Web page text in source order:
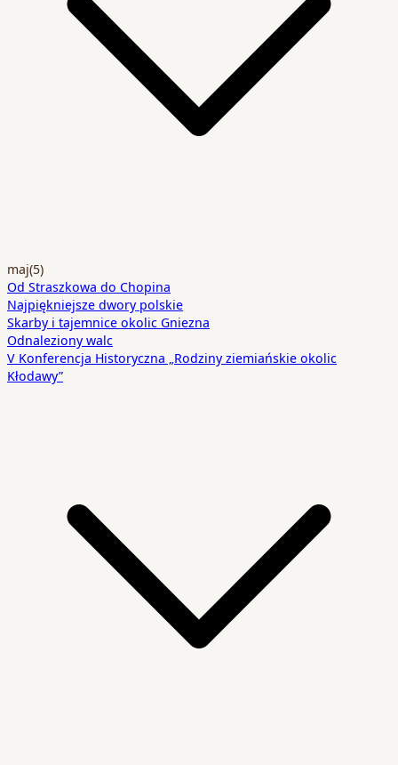
maj(5)
Od Straszkowa do Chopina
Najpiękniejsze dwory polskie
Skarby i tajemnice okolic Gniezna
Odnaleziony walc
V Konferencja Historyczna „Rodziny ziemiańskie okolic
Kłodawy”